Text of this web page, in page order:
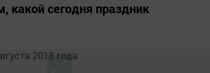
какой сегодня праздник